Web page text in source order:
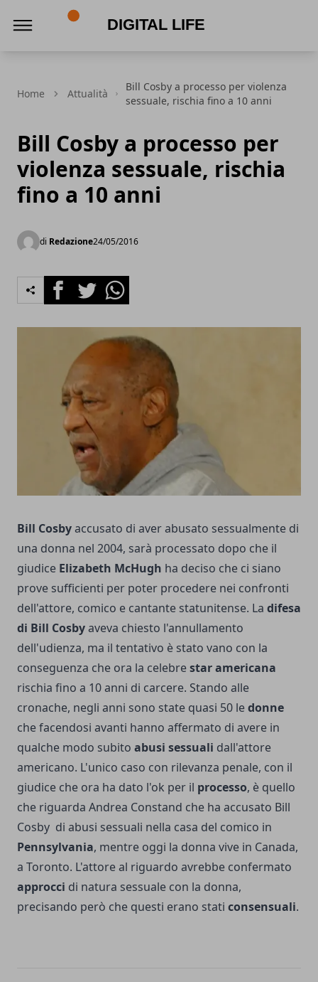
Home Attualità
Bill Cosby a processo per violenza
sessuale, rischia fino a 10 anni
Bill Cosby a processo per
violenza sessuale, rischia
fino a 10 anni
di Redazione24/05/2016
FacebookTwitterWhatsapp
Bill Cosbyaccusato di aver abusato sessualmente di
una donna nel 2004, sarà processato dopo che il
giudice Elizabeth McHugh ha deciso che ci siano
prove sufficienti per poter procedere nei confronti
dell'attore, comico e cantante statunitense. La difesa
di Bill Cosbyaveva chiesto l'annullamento
dell'udienza, ma il tentativo è stato vano con la
conseguenza che ora la celebrestar americana
rischia fino a 10 anni di carcere. Stando alle
cronache, negli anni sono state quasi 50 ledonne
che facendosi avanti hanno affermato di avere in
qualche modo subito abusi sessuali dall'attore
americano. L'unico caso con rilevanza penale, con il
giudice che ora ha dato l'ok per il processo, è quello
che riguarda Andrea Constand che ha accusato Bill
Cosby di abusi sessuali nella casa del comico in
Pennsylvania, mentre oggi la donna vive in Canada,
a Toronto. L'attore al riguardo avrebbe confermato
approcci di natura sessuale con la donna,
precisando però che questi erano stati consensuali.